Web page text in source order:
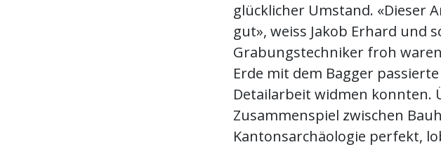
glücklicher Umstand. «Dieser
gut», weiss Jakob Erhard und
Grabungstechniker froh
Erde mit dem Bagger
Detailarbeit widmen
Zusammenspiel zwischen
Kantonsarchäologie perfekt,